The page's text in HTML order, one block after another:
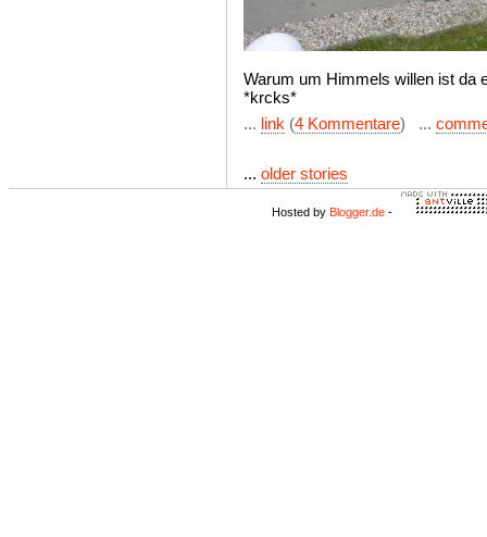
Warum um Himmels willen ist da
*krcks*
... link (4 Kommentare) ...
... older stories
Hosted by Blogger.de -